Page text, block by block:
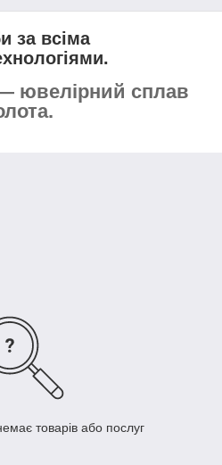
за всіма
ювелірний сплав
товарів або послуг